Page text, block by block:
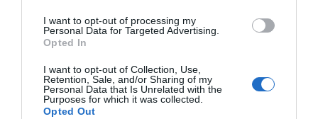
I want to opt-out of processing my
Personal Data for Targeted Advertising.
Opted In
I want to opt-out of Collection, Use,
Retention, Sale, and/or Sharing of my
Personal Data that Is Unrelated with the
Purposes for which it was collected.
Opted Out
Hans-dieter
Septiembre 2011
Pareja de edad media superior a 35 años